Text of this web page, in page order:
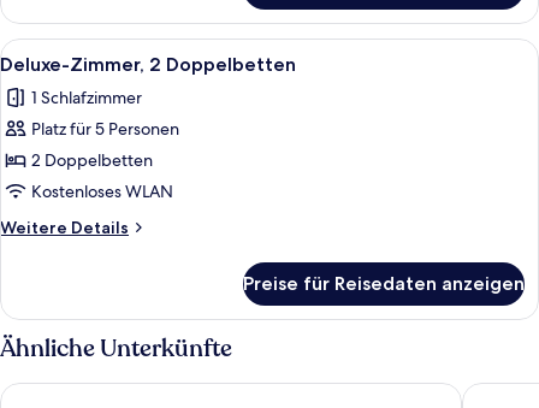
Zimmer,
Queen-
Alle
Fotos
für
Deluxe-
Zimmer,
2 Doppelbetten
anzeigen
Ein Schlafzimmer mit zwei Betten,
5
Deluxe-Zimmer, 2 Doppelbetten
1 Schlafzimmer
Platz für 5 Personen
2 Doppelbetten
Kostenloses WLAN
Weitere Details
Weitere
Zimmer,
2 Doppelbetten
Preise für Reisedaten anzeigen
Ähnliche Unterkünfte
The Ranch at Death Valley – Inside the Park